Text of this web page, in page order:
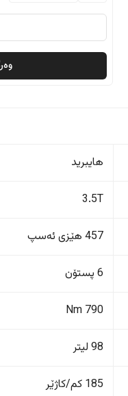
هایبرید
3.5T
457 هێزی ئەسپ
6 پستۆن
790 Nm
98 لیتر
185 کم/کاژێر